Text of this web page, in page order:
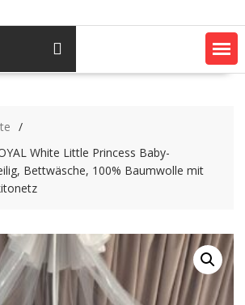
White Little Princess Baby-
Bettwäsche, 100% Baumwolle mit